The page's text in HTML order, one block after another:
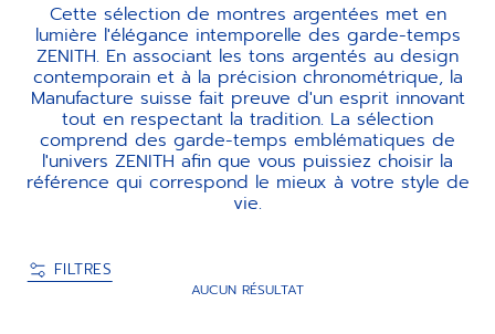
Cette sélection de montres argentées met en
lumière l'élégance intemporelle des garde-temps
ZENITH. En associant les tons argentés au design
contemporain et à la précision chronométrique, la
Manufacture suisse fait preuve d'un esprit innovant
tout en respectant la tradition. La sélection
comprend des garde-temps emblématiques de
l'univers ZENITH afin que vous puissiez choisir la
référence qui correspond le mieux à votre style de
vie.
FILTRES
AUCUN RÉSULTAT